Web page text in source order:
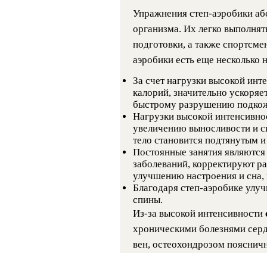
Упражнения степ-аэробики
организма. Их легко
подготовки, а также
аэробики есть еще
За счет нагрузки высокой
калорий, значительно
быстрому разрушению
Нагрузки высокой
увеличению выносливости и
тело становится подтянутым
Постоянные занятия
заболеваний, корректируют
улучшению настроения и
Благодаря степ-аэробике
спины.
Из-за высокой интенсивности
хроническими болезнями
вен, остеохондрозом